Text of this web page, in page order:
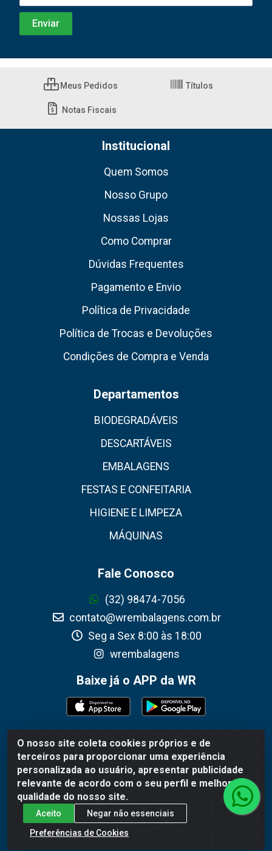
O nosso site coleta cookies próprios e de
terceiros para proporcionar uma experiência
personalizada ao usuário, apresentar publicidade
relevante de acordo com o seu perfil e melhorar a
qualidade do nosso site.
Aceito
Negar não essenciais
Preferências de Cookies
Meus Pedidos Títulos
Notas Fiscais
Institucional
Quem Somos
Nosso Grupo
Nossas Lojas
Como Comprar
Dúvidas Frequentes
Pagamento e Envio
Política de Privacidade
Política de Trocas e Devoluções
Condições de Compra e Venda
Departamentos
BIODEGRADÁVEIS
DESCARTÁVEIS
EMBALAGENS
FESTAS E CONFEITARIA
HIGIENE E LIMPEZA
MÁQUINAS
Fale Conosco
(32) 98474-7056
contato@wrembalagens.com.br
Seg a Sex 8:00 às 18:00
wrembalagens
Baixe já o APP da WR
WR Embalagens - R. Cel. Teodoro Gomes de Araújo,
1360 - Grogotó - Barbacena / MG - CEP 36202-628 -
CNPJ 02.692.206/0001-55